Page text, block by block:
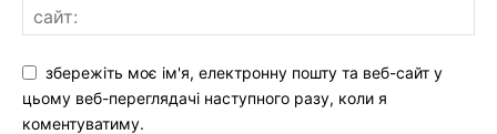
збережіть моє ім'я, електронну пошту та веб-сайт у
цьому веб-переглядачі наступного разу, коли я
коментуватиму.